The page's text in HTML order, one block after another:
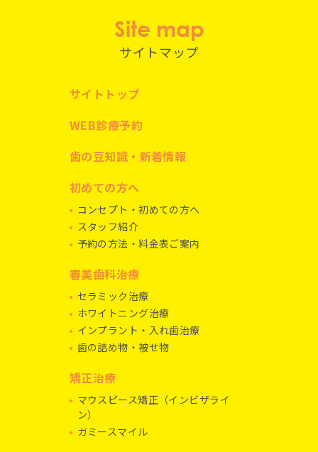
Site map
サイトマップ
サイトトップ
WEB診療予約
歯の豆知識・新着情報
初めての方へ
コンセプト・初めての方へ
スタッフ紹介
予約の方法・料金表ご案内
審美歯科治療
セラミック治療
ホワイトニング治療
インプラント・入れ歯治療
歯の詰め物・被せ物
矯正治療
マウスピース矯正（インビザライ
ン）
ガミースマイル